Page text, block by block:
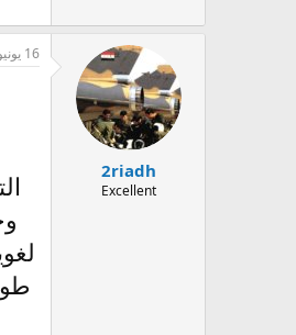
2riadh
Excellent
16 يونيو 2026